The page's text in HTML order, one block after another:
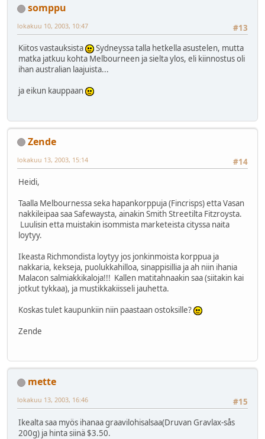
somppu
#13
lokakuu 10, 2003, 10:47
Kiitos vastauksista
Sydneyssa talla hetkella asustelen, mutta
matka jatkuu kohta Melbourneen ja sielta ylos, eli kiinnostus oli
ihan australian laajuista...
ja eikun kauppaan
Zende
#14
lokakuu 13, 2003, 15:14
Heidi,
Taalla Melbournessa seka hapankorppuja (Fincrisps) etta Vasan
nakkileipaa saa Safewaysta, ainakin Smith Streetilta Fitzroysta.
Luulisin etta muistakin isommista marketeista cityssa naita
loytyy.
Ikeasta Richmondista loytyy jos jonkinmoista korppua ja
nakkaria, kekseja, puolukkahilloa, sinappisillia ja ah niin ihania
Malacon salmiakkikaloja!!! Kallen matitahnaakin saa (siitakin kai
jotkut tykkaa), ja mustikkakiisseli jauhetta.
Koskas tulet kaupunkiin niin paastaan ostoksille?
Zende
mette
#15
lokakuu 13, 2003, 16:46
Ikealta saa myös ihanaa graavilohisalsaa(Druvan Gravlax-sås
200g) ja hinta siinä $3.50.